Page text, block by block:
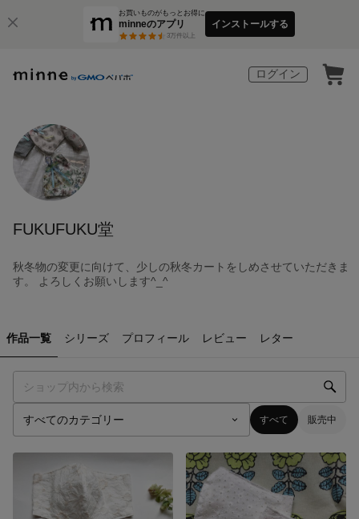
お買いものがもっとお得に
minneのアプリ
3万件以上
インストールする
ログイン
FUKUFUKU堂
秋冬物の変更に向けて、少しの秋冬カートをしめさせていただきま
す。 よろしくお願いします^_^
作品一覧 シリーズ プロフィール レビュー レター
すべて 販売中